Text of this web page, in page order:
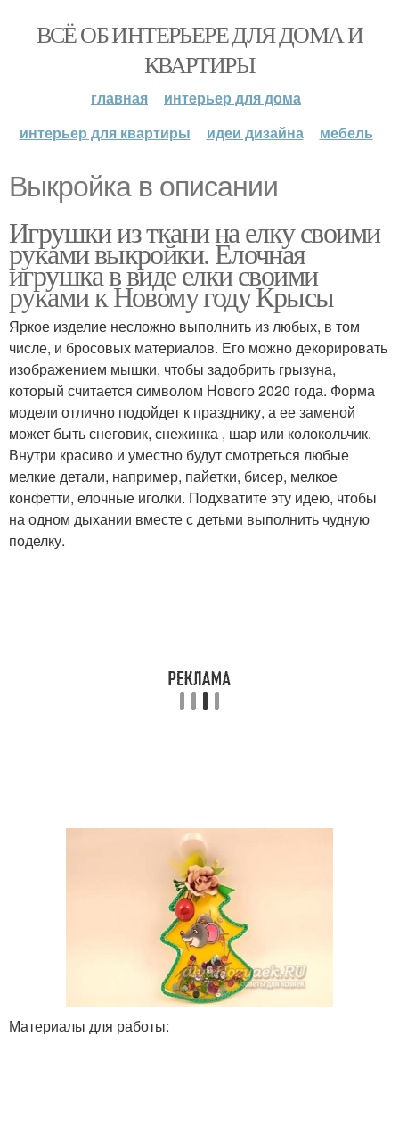
ВСЁ ОБ ИНТЕРЬЕРЕ ДЛЯ ДОМА И
КВАРТИРЫ
главная
интерьер для дома
интерьер для квартиры
идеи дизайна мебель
Выкройка в описании
Игрушки из ткани на елку своими
руками выкройки. Елочная
игрушка в виде елки своими
руками к Новому году Крысы
Яркое изделие несложно выполнить из любых, в том
числе, и бросовых материалов. Его можно декорировать
изображением мышки, чтобы задобрить грызуна,
который считается символом Нового 2020 года. Форма
модели отлично подойдет к празднику, а ее заменой
может быть снеговик, снежинка , шар или колокольчик.
Внутри красиво и уместно будут смотреться любые
мелкие детали, например, пайетки, бисер, мелкое
конфетти, елочные иголки. Подхватите эту идею, чтобы
на одном дыхании вместе с детьми выполнить чудную
поделку.
Материалы для работы: